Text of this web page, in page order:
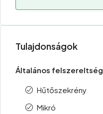
Tulajdonságok
Általános felszereltség
Hűtőszekrény
Mikró